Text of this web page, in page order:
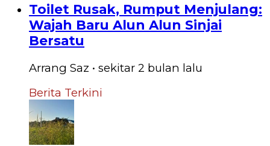
Toilet Rusak, Rumput Menjulang:
Wajah Baru Alun Alun Sinjai
Bersatu
Arrang Saz • sekitar 2 bulan lalu
Berita Terkini